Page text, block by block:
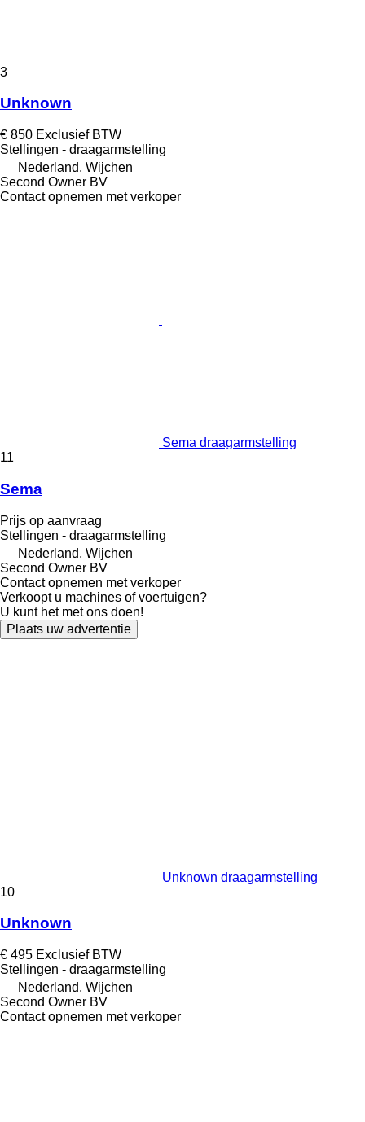
3
Unknown
€ 850 Exclusief BTW
Stellingen - draagarmstelling
Nederland, Wijchen
Second Owner BV
Contact opnemen met verkoper
Sema draagarmstelling
11
Sema
Prijs op aanvraag
Stellingen - draagarmstelling
Nederland, Wijchen
Second Owner BV
Contact opnemen met verkoper
Verkoopt u machines of voertuigen?
U kunt het met ons doen!
Plaats uw advertentie
Unknown draagarmstelling
10
Unknown
€ 495 Exclusief BTW
Stellingen - draagarmstelling
Nederland, Wijchen
Second Owner BV
Contact opnemen met verkoper